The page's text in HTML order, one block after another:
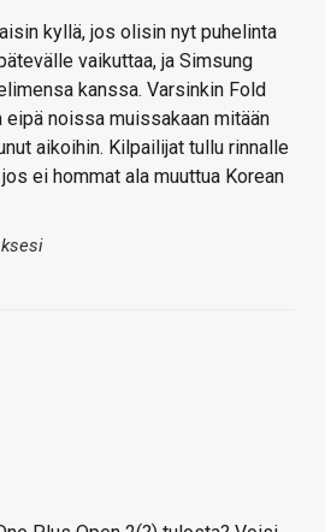
kyllä, jos olisin nyt puhelinta
vaikuttaa, ja Simsung
kanssa. Varsinkin Fold
eipä noissa muissakaan mitään
aikoihin. Kilpailijat tullu rinnalle
ei hommat ala muuttua Korean